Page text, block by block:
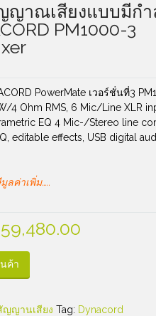
ญาณเสียงแบบมีกำ
PM1000-3
PowerMate เวอร์ชั่นที่3
4 Ohm RMS, 6 Mic/Line XLR
EQ 4 Mic-/Stereo line
editable effects, USB digital
ลค่าเพิ่ม…..
ค้า
ญญานเสียง Tag: Dynacord